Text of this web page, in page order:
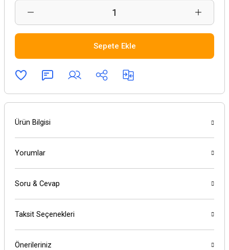
Sepete Ekle
Ürün Bilgisi
Yorumlar
Soru & Cevap
Taksit Seçenekleri
Önerileriniz